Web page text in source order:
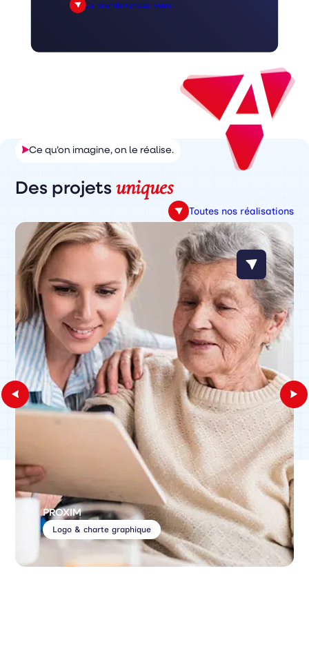
Je prends rendez-vous
Ce qu’on imagine, on le réalise.
Des projetsuniques
Toutes nos réalisations
PROXIM
Logo & charte graphique